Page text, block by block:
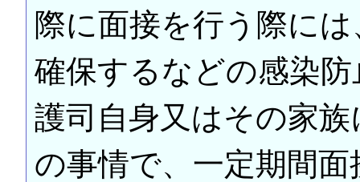
際に面接を行う際に
確保するなどの感染
護司自身又はその家
の事情で、一定期間